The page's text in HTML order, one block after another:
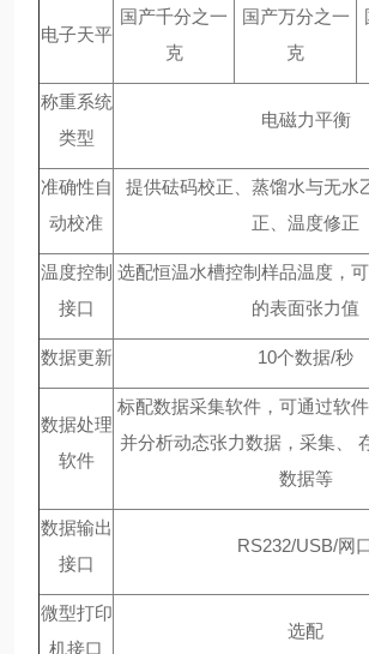
电子天平
国产千分之一
克
国产万分之一
克
称重系统
类型
电磁力平衡
准确性自
动校准
提供砝码校正、蒸馏水与无水
正、温度修正
温度控制
接口
选配恒温水槽控制样品温度，
的表面张力值
数据更新 10个数据/秒
数据处理
软件
标配数据采集软件，可通过软
并分析动态张力数据，采集、
数据等
数据输出
接口
RS232/USB/网
微型打印
机接口
选配